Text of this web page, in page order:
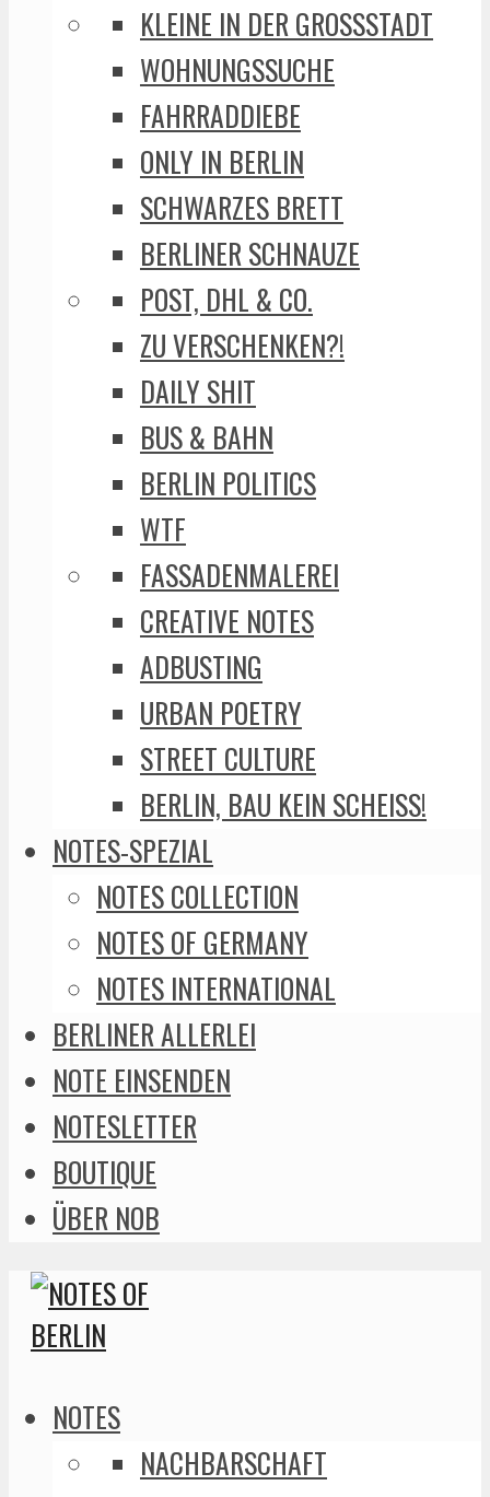
KLEINE IN DER GROSSSTADT
WOHNUNGSSUCHE
FAHRRADDIEBE
ONLY IN BERLIN
SCHWARZES BRETT
BERLINER SCHNAUZE
POST, DHL & CO.
ZU VERSCHENKEN?!
DAILY SHIT
BUS & BAHN
BERLIN POLITICS
WTF
FASSADENMALEREI
CREATIVE NOTES
ADBUSTING
URBAN POETRY
STREET CULTURE
BERLIN, BAU KEIN SCHEISS!
NOTES-SPEZIAL
NOTES COLLECTION
NOTES OF GERMANY
NOTES INTERNATIONAL
BERLINER ALLERLEI
NOTE EINSENDEN
NOTESLETTER
BOUTIQUE
ÜBER NOB
NOTES
NACHBARSCHAFT